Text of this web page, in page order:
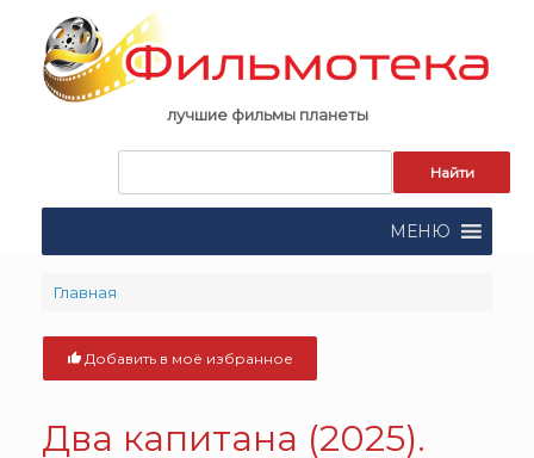
content
лучшие фильмы планеты
поиска:
МЕНЮ
Главная
Добавить в моё избранное
Два капитана (2025).